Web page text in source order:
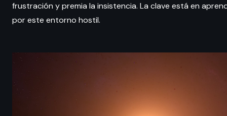
frustración y premia la insistencia. La clave está en
por este entorno hostil.